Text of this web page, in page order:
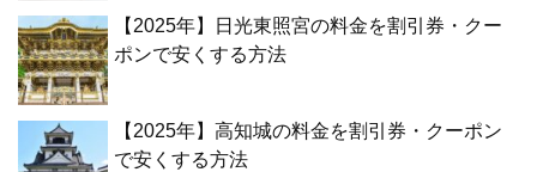
【2025年】日光東照宮の料金を割引券・クー
ポンで安くする方法
【2025年】高知城の料金を割引券・クーポン
で安くする方法